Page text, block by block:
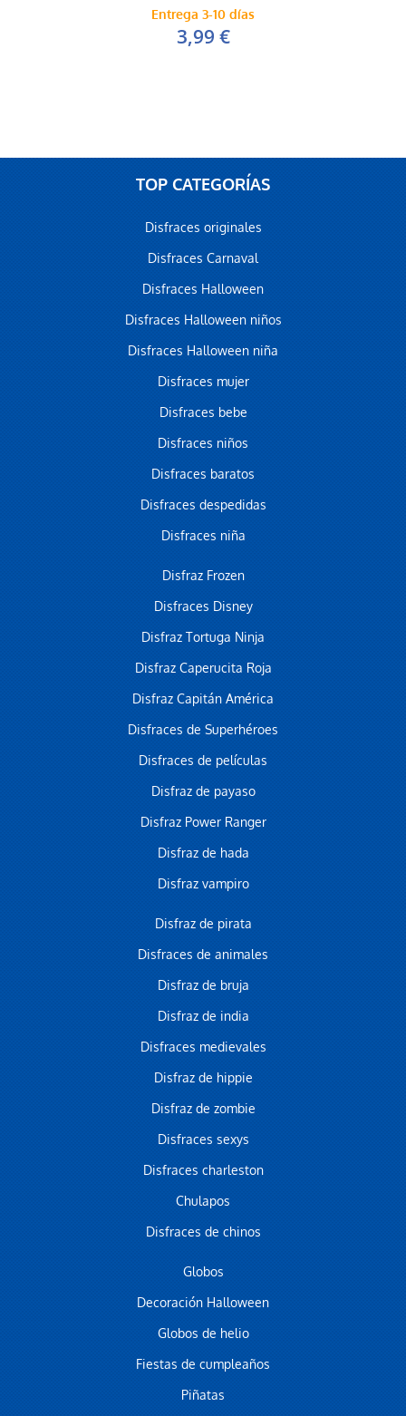
Entrega 3-10 días
3,99 €
TOP CATEGORÍAS
Disfraces originales
Disfraces Carnaval
Disfraces Halloween
Disfraces Halloween niños
Disfraces Halloween niña
Disfraces mujer
Disfraces bebe
Disfraces niños
Disfraces baratos
Disfraces despedidas
Disfraces niña
Disfraz Frozen
Disfraces Disney
Disfraz Tortuga Ninja
Disfraz Caperucita Roja
Disfraz Capitán América
Disfraces de Superhéroes
Disfraces de películas
Disfraz de payaso
Disfraz Power Ranger
Disfraz de hada
Disfraz vampiro
Disfraz de pirata
Disfraces de animales
Disfraz de bruja
Disfraz de india
Disfraces medievales
Disfraz de hippie
Disfraz de zombie
Disfraces sexys
Disfraces charleston
Chulapos
Disfraces de chinos
Globos
Decoración Halloween
Globos de helio
Fiestas de cumpleaños
Piñatas